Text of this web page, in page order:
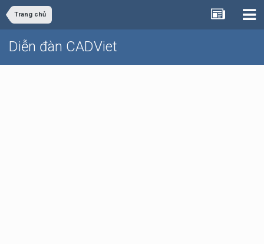
Trang chủ
Diễn đàn CADViet